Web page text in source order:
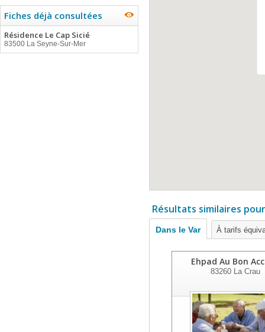
Fiches déjà consultées
Résidence Le Cap Sicié
83500 La Seyne-Sur-Mer
Résultats similaires
Dans le Var À tarifs
Ehpad Au Bon
83260La Crau